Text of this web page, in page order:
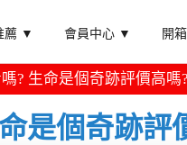
薦 ▼ 會員中心 ▼ 開
? 生命是個奇跡評價高嗎?
是個奇跡評